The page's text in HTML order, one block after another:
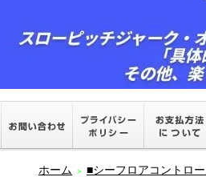
ホーム ＞ ■シーフロアコントロ